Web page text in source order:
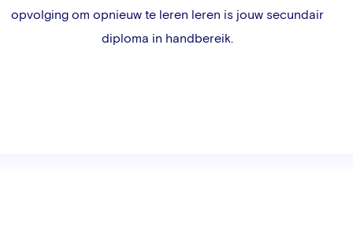
opvolging om opnieuw te leren leren is jouw secundair
diploma in handbereik.